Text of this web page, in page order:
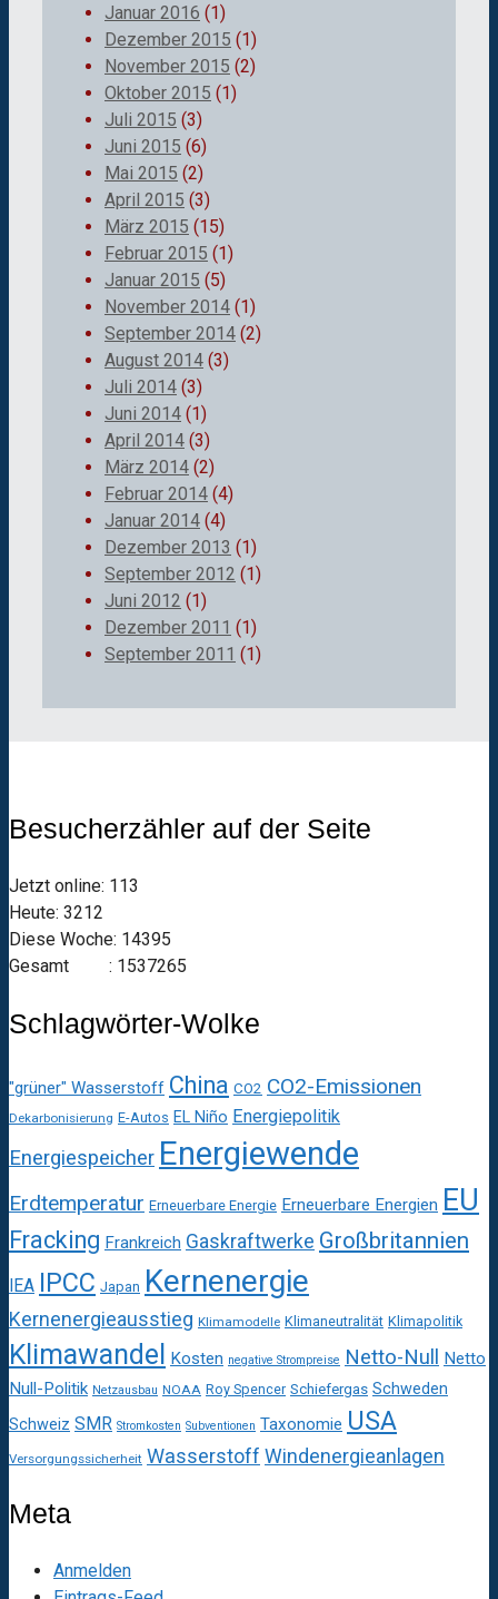
Januar 2016 (1)
Dezember 2015 (1)
November 2015 (2)
Oktober 2015 (1)
Juli 2015 (3)
Juni 2015 (6)
Mai 2015 (2)
April 2015 (3)
März 2015 (15)
Februar 2015 (1)
Januar 2015 (5)
November 2014 (1)
September 2014 (2)
August 2014 (3)
Juli 2014 (3)
Juni 2014 (1)
April 2014 (3)
März 2014 (2)
Februar 2014 (4)
Januar 2014 (4)
Dezember 2013 (1)
September 2012 (1)
Juni 2012 (1)
Dezember 2011 (1)
September 2011 (1)
Besucherzähler auf der Seite
Jetzt online: 113
Heute: 3212
Diese Woche: 14395
Gesamt : 1537265
Schlagwörter-Wolke
"grüner" Wasserstoff China CO2 CO2-Emissionen
Dekarbonisierung E-Autos EL Niño Energiepolitik
Energiespeicher Energiewende
Erdtemperatur Erneuerbare Energie Erneuerbare Energien EU
Fracking Frankreich Gaskraftwerke Großbritannien
IEA IPCC Japan Kernenergie
Kernenergieausstieg Klimamodelle Klimaneutralität Klimapolitik
Klimawandel Kosten negative Strompreise Netto-Null Netto
Null-Politik Netzausbau NOAA Roy Spencer Schiefergas Schweden
Schweiz SMR Stromkosten Subventionen Taxonomie USA
Versorgungssicherheit Wasserstoff Windenergieanlagen
Meta
Anmelden